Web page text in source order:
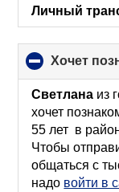
Личный
хочет
Светлана из
хочет
55 лет в
Чтобы
общаться с
надо войти в